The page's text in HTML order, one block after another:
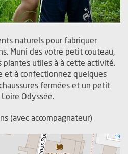
naturels pour fabriquer
Muni des votre petit couteau,
plantes utiles à à cette activité.
et à confectionnez quelques
fermées et un petit
Odyssée.
(avec accompagnateur)